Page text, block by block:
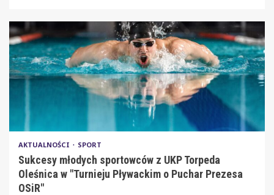
AKTUALNOŚCI SPORT
Sukcesy młodych sportowców z UKP Torpeda
Oleśnica w "Turnieju Pływackim o Puchar Prezesa
OSiR"